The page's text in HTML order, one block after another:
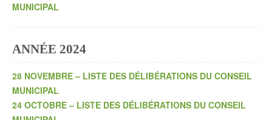
MUNICIPAL
ANNÉE 2024
28 NOVEMBRE – LISTE DES DÉLIBÉRATIONS DU CONSEIL
MUNICIPAL
24 OCTOBRE – LISTE DES DÉLIBÉRATIONS DU CONSEIL